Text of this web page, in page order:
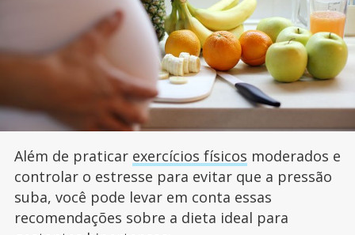
Além de praticar exercícios físicos moderados e
controlar o estresse para evitar que a pressão
suba, você pode levar em conta essas
recomendações sobre a dieta ideal para